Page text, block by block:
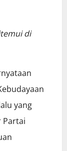
di
yang
Partai